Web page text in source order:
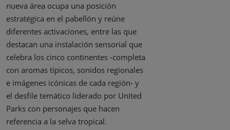
nueva área ocupa una posición
estratégica en el pabellón y reúne
diferentes activaciones, entre las que
destacan una instalación sensorial que
celebra los cinco continentes -completa
con aromas típicos, sonidos regionales
e imágenes icónicas de cada región- y
el desfile temático liderado por United
Parks con personajes que hacen
referencia a la selva tropical.